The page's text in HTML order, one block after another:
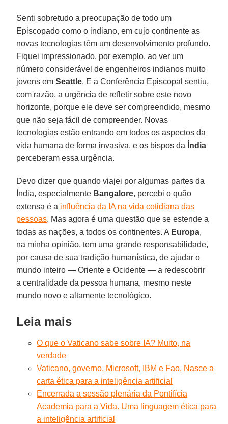
Senti sobretudo a preocupação de todo um
Episcopado como o indiano, em cujo continente as
novas tecnologias têm um desenvolvimento profundo.
Fiquei impressionado, por exemplo, ao ver um
número considerável de engenheiros indianos muito
jovens emSeattle. E a Conferência Episcopal sentiu,
com razão, a urgência de refletir sobre este novo
horizonte, porque ele deve ser compreendido, mesmo
que não seja fácil de compreender. Novas
tecnologias estão entrando em todos os aspectos da
vida humana de forma invasiva, e os bispos da Índia
perceberam essa urgência.
Devo dizer que quando viajei por algumas partes da
Índia, especialmente Bangalore, percebi o quão
extensa é a influência da IA ​​na vida cotidiana das
pessoas. Mas agora é uma questão que se estende a
todas as nações, a todos os continentes. A Europa,
na minha opinião, tem uma grande responsabilidade,
por causa de sua tradição humanística, de ajudar o
mundo inteiro — Oriente e Ocidente — a redescobrir
a centralidade da pessoa humana, mesmo neste
mundo novo e altamente tecnológico.
Leia mais
O que o Vaticano sabe sobre IA? Muito, na
verdade
Vaticano, governo, Microsoft, IBM e Fao. Nasce a
carta ética para a inteligência artificial
Encerrada a sessão plenária da Pontifícia
Academia para a Vida. Uma linguagem ética para
a inteligência artificial